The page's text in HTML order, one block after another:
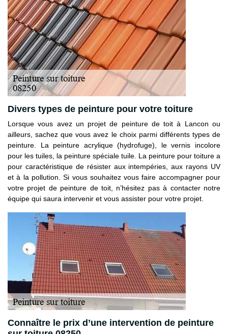
Divers types de peinture pour votre toiture
Lorsque vous avez un projet de peinture de toit à Lancon ou
ailleurs, sachez que vous avez le choix parmi différents types de
peinture. La peinture acrylique (hydrofuge), le vernis incolore
pour les tuiles, la peinture spéciale tuile. La peinture pour toiture a
pour caractéristique de résister aux intempéries, aux rayons UV
et à la pollution. Si vous souhaitez vous faire accompagner pour
votre projet de peinture de toit, n’hésitez pas à contacter notre
équipe qui saura intervenir et vous assister pour votre projet.
Connaître le prix d’une intervention de peinture